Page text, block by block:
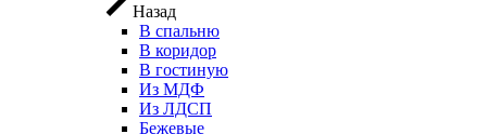
Назад
В спальню
В коридор
В гостиную
Из МДФ
Из ЛДСП
Бежевые